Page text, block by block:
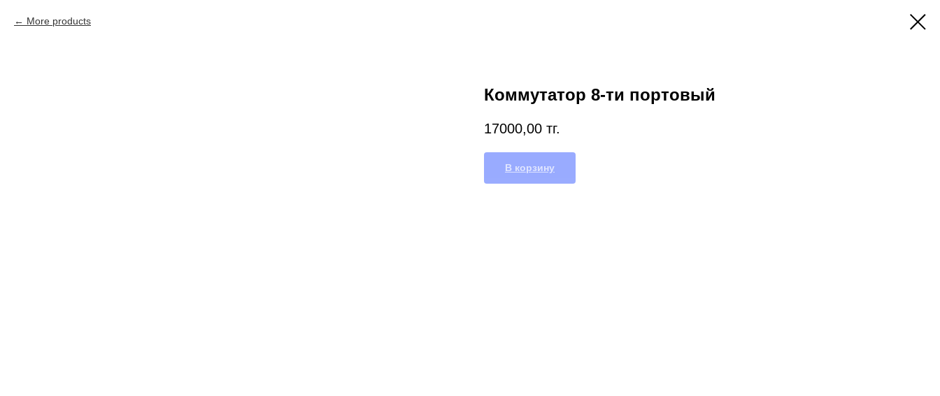
More products
Коммутатор 8-ти портовый
17000,00 тг.
В корзину